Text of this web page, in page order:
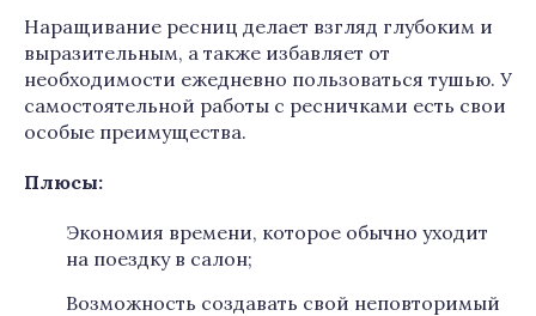
Наращивание ресниц делает взгляд глубоким и
выразительным, а также избавляет от
необходимости ежедневно пользоваться тушью. У
самостоятельной работы с ресничками есть свои
особые преимущества.
Плюсы:
Экономия времени, которое обычно уходит
на поездку в салон;
Возможность создавать свой неповторимый